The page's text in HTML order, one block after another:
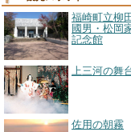
福崎町立柳田
國男・松岡
記念館
上三河の舞
佐用の朝霧